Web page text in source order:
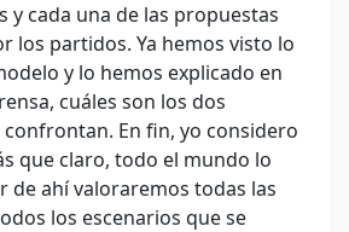
y cada una de las propuestas
los partidos. Ya hemos visto lo
y lo hemos explicado en
cuáles son los dos
En fin, yo considero
que claro, todo el mundo lo
de ahí valoraremos todas las
los escenarios que se